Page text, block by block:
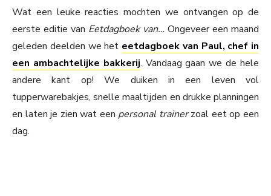
Wat een leuke reacties mochten we ontvangen op de
eerste editie van Eetdagboek van… Ongeveer een maand
geleden deelden we het eetdagboek van Paul, chef in
een ambachtelijke bakkerij. Vandaag gaan we de hele
andere kant op! We duiken in een leven vol
tupperwarebakjes, snelle maaltijden en drukke planningen
en laten je zien wat een personal trainerzoal eet op een
dag.